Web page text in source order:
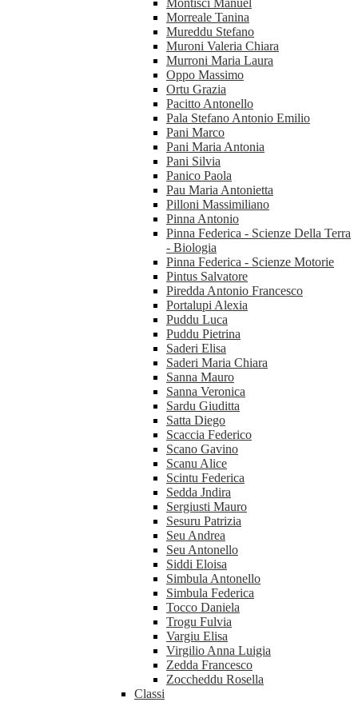
Montisci Manuel
Morreale Tanina
Mureddu Stefano
Muroni Valeria Chiara
Murroni Maria Laura
Oppo Massimo
Ortu Grazia
Pacitto Antonello
Pala Stefano Antonio Emilio
Pani Marco
Pani Maria Antonia
Pani Silvia
Panico Paola
Pau Maria Antonietta
Pilloni Massimiliano
Pinna Antonio
Pinna Federica - Scienze Della Terra
- Biologia
Pinna Federica - Scienze Motorie
Pintus Salvatore
Piredda Antonio Francesco
Portalupi Alexia
Puddu Luca
Puddu Pietrina
Saderi Elisa
Saderi Maria Chiara
Sanna Mauro
Sanna Veronica
Sardu Giuditta
Satta Diego
Scaccia Federico
Scano Gavino
Scanu Alice
Scintu Federica
Sedda Jndira
Sergiusti Mauro
Sesuru Patrizia
Seu Andrea
Seu Antonello
Siddi Eloisa
Simbula Antonello
Simbula Federica
Tocco Daniela
Trogu Fulvia
Vargiu Elisa
Virgilio Anna Luigia
Zedda Francesco
Zoccheddu Rosella
Classi